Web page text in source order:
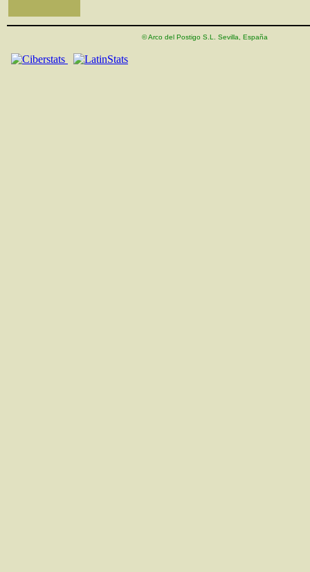
© Arco del Postigo S.L. Sevilla, España